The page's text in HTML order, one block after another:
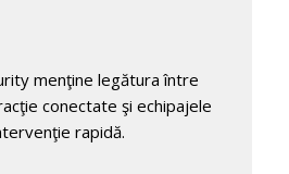
menţine legătura între
conectate şi echipajele
rapidă.